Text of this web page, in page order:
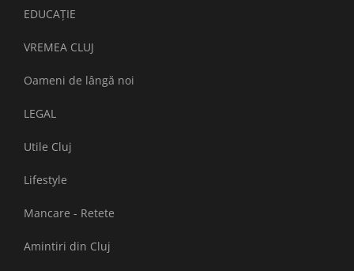
EDUCAȚIE
VREMEA CLUJ
Oameni de lângă noi
LEGAL
Utile Cluj
Lifestyle
Mancare - Retete
Amintiri din Cluj